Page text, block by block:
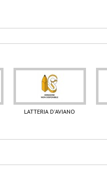
LATTERIA D'AVIANO